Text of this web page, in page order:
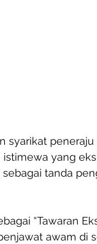
syarikat
istimewa yang
tanda
“Tawaran
awam di